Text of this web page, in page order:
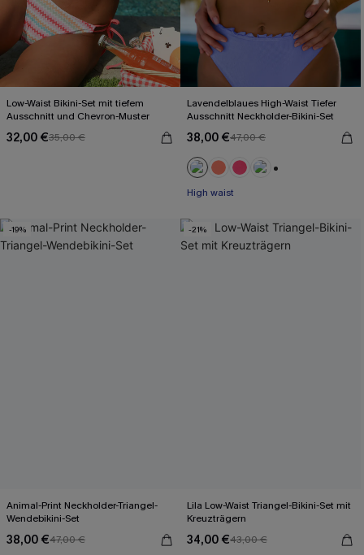
Low-Waist Bikini-Set mit tiefem
Ausschnitt und Chevron-Muster
32,00 €35,00 €
Lavendelblaues High-Waist Tiefer
Ausschnitt Neckholder-Bikini-Set
38,00 €47,00 €
High waist
-19%
Animal-Print Neckholder-Triangel-
Wendebikini-Set
38,00 €47,00 €
-21%
Lila Low-Waist Triangel-Bikini-Set mit
Kreuzträgern
34,00 €43,00 €